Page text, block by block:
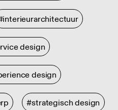
design
design
#strategisch design